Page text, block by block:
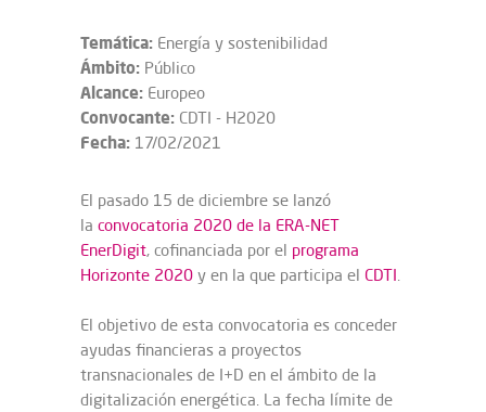
Temática: Energía y sostenibilidad
Ámbito: Público
Alcance: Europeo
Convocante: CDTI - H2020
Fecha: 17/02/2021
El pasado 15 de diciembre se lanzó
la convocatoria 2020 de la ERA-NET
EnerDigit, cofinanciada por el programa
Horizonte 2020 y en la que participa el CDTI.
El objetivo de esta convocatoria es conceder
ayudas financieras a proyectos
transnacionales de I+D en el ámbito de la
digitalización energética. La fecha límite de